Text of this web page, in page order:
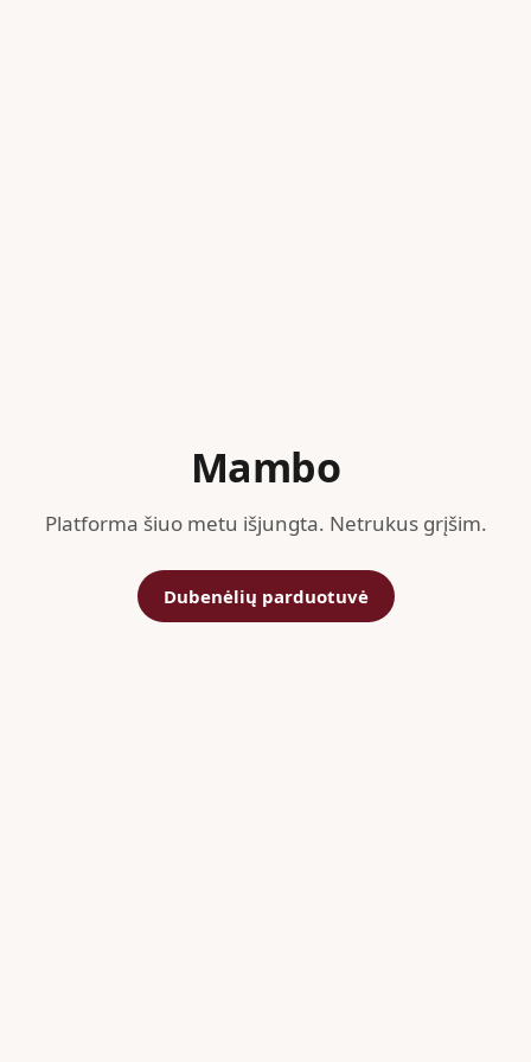
Mambo
Platforma šiuo metu išjungta. Netrukus grįšim.
Dubenėlių parduotuvė